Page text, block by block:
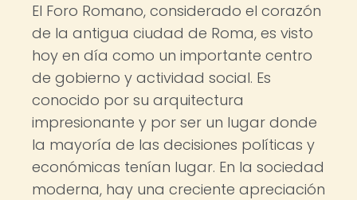
El Foro Romano, considerado el corazón
de la antigua ciudad de Roma, es visto
hoy en día como un importante centro
de gobierno y actividad social. Es
conocido por su arquitectura
impresionante y por ser un lugar donde
la mayoría de las decisiones políticas y
económicas tenían lugar. En la sociedad
moderna, hay una creciente apreciación